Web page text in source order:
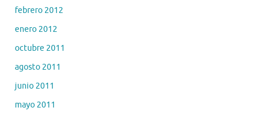
febrero 2012
enero 2012
octubre 2011
agosto 2011
junio 2011
mayo 2011